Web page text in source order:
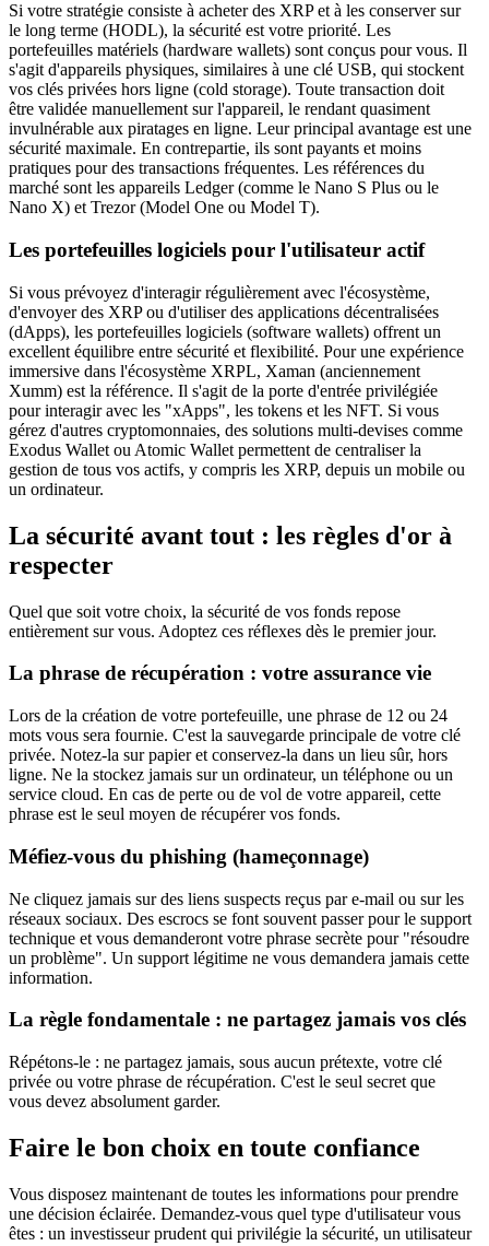
Si votre stratégie consiste à acheter des XRP et à les conserver sur
le long terme (HODL), la sécurité est votre priorité. Les
portefeuilles matériels (hardware wallets) sont conçus pour vous. Il
s'agit d'appareils physiques, similaires à une clé USB, qui stockent
vos clés privées hors ligne (cold storage). Toute transaction doit
être validée manuellement sur l'appareil, le rendant quasiment
invulnérable aux piratages en ligne. Leur principal avantage est une
sécurité maximale. En contrepartie, ils sont payants et moins
pratiques pour des transactions fréquentes. Les références du
marché sont les appareils Ledger (comme le Nano S Plus ou le
Nano X) et Trezor (Model One ou Model T).
Les portefeuilles logiciels pour l'utilisateur actif
Si vous prévoyez d'interagir régulièrement avec l'écosystème,
d'envoyer des XRP ou d'utiliser des applications décentralisées
(dApps), les portefeuilles logiciels (software wallets) offrent un
excellent équilibre entre sécurité et flexibilité. Pour une expérience
immersive dans l'écosystème XRPL, Xaman (anciennement
Xumm) est la référence. Il s'agit de la porte d'entrée privilégiée
pour interagir avec les "xApps", les tokens et les NFT. Si vous
gérez d'autres cryptomonnaies, des solutions multi-devises comme
Exodus Wallet ou Atomic Wallet permettent de centraliser la
gestion de tous vos actifs, y compris les XRP, depuis un mobile ou
un ordinateur.
La sécurité avant tout : les règles d'or à
respecter
Quel que soit votre choix, la sécurité de vos fonds repose
entièrement sur vous. Adoptez ces réflexes dès le premier jour.
La phrase de récupération : votre assurance vie
Lors de la création de votre portefeuille, une phrase de 12 ou 24
mots vous sera fournie. C'est la sauvegarde principale de votre clé
privée. Notez-la sur papier et conservez-la dans un lieu sûr, hors
ligne. Ne la stockez jamais sur un ordinateur, un téléphone ou un
service cloud. En cas de perte ou de vol de votre appareil, cette
phrase est le seul moyen de récupérer vos fonds.
Méfiez-vous du phishing (hameçonnage)
Ne cliquez jamais sur des liens suspects reçus par e-mail ou sur les
réseaux sociaux. Des escrocs se font souvent passer pour le support
technique et vous demanderont votre phrase secrète pour "résoudre
un problème". Un support légitime ne vous demandera jamais cette
information.
La règle fondamentale : ne partagez jamais vos clés
Répétons-le : ne partagez jamais, sous aucun prétexte, votre clé
privée ou votre phrase de récupération. C'est le seul secret que
vous devez absolument garder.
Faire le bon choix en toute confiance
Vous disposez maintenant de toutes les informations pour prendre
une décision éclairée. Demandez-vous quel type d'utilisateur vous
êtes : un investisseur prudent qui privilégie la sécurité, un utilisateur